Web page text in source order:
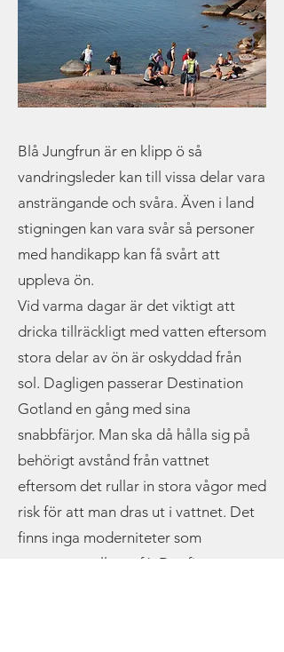
Blå Jungfrun är en klipp ö så
vandringsleder kan till vissa delar vara
ansträngande och svåra. Även i land
stigningen kan vara svår så personer
med handikapp kan få svårt att
uppleva ön.
Vid varma dagar är det viktigt att
dricka tillräckligt med vatten eftersom
stora delar av ön är oskyddad från
sol. Dagligen passerar Destination
Gotland en gång med sina
snabbfärjor. Man ska då hålla sig på
behörigt avstånd från vattnet
eftersom det rullar in stora vågor med
risk för att man dras ut i vattnet. Det
finns inga moderniteter som
restaurang eller café. Det finns